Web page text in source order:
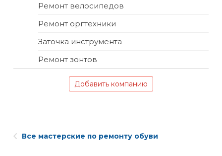
Ремонт велосипедов
Ремонт оргтехники
Заточка инструмента
Ремонт зонтов
Добавить компанию
Все мастерские по ремонту обуви